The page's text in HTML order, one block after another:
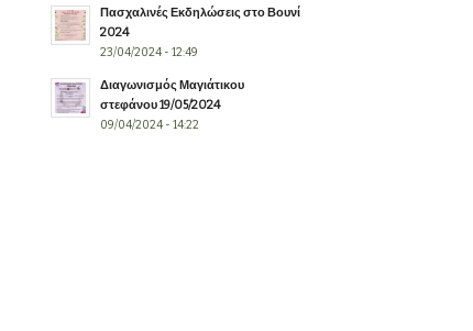
Πασχαλινές Εκδηλώσεις στο Βουνί
2024
23/04/2024 - 12:49
Διαγωνισμός Μαγιάτικου
στεφάνου 19/05/2024
09/04/2024 - 14:22